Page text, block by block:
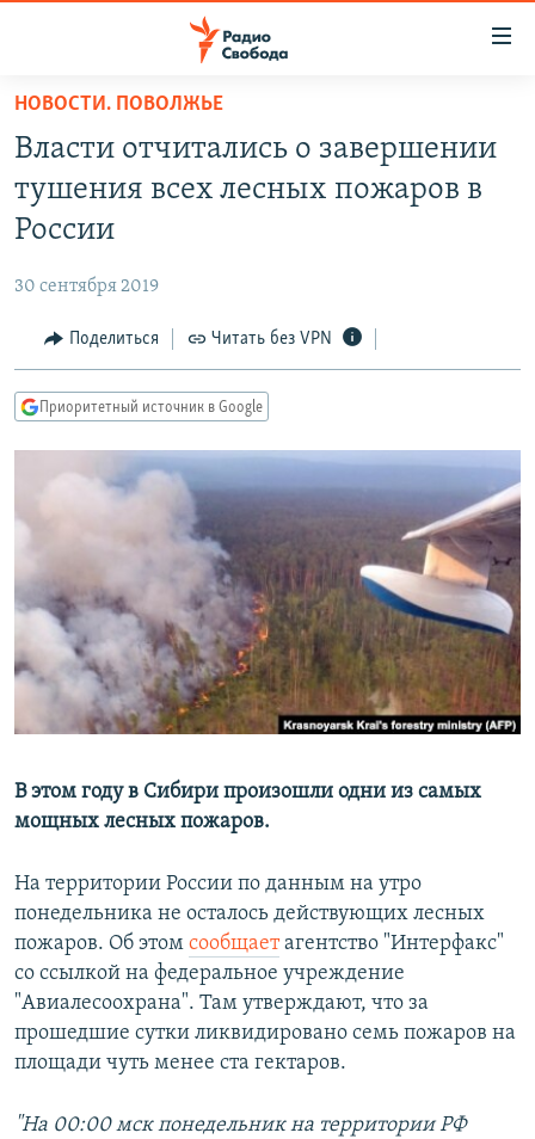
упрощенного
доступа
основному
Вернутся
Вернутся
АВТОРСКИЕ ПРОЕКТЫ
МНЕНИЯ
КУЛЬТУРА
КАВКАЗ.РЕАЛИИ
СЕВЕР.РЕАЛИИ
СИБИРЬ.РЕАЛИИ
РАСПИСАНИЕ ВЕЩАНИЯ
ПОДПИШИТЕСЬ НА РАССЫЛКУ
СОЦИАЛЬНЫЕ СЕТИ
Все сайты РСЕ/РС
НОВОСТИ. ПОВОЛЖЬЕ
Власти отчитались о завершении
тушения всех лесных пожаров в
России
30 сентября 2019
Поделиться Читать без VPN
Приоритетный источник в Google
В этом году в Сибири произошли одни из самых
мощных лесных пожаров.
На территории России по данным на утро
понедельника не осталось действующих лесных
пожаров. Об этом сообщаетагентство "Интерфакс"
со ссылкой на федеральное учреждение
"Авиалесоохрана". Там утверждают, что за
прошедшие сутки ликвидировано семь пожаров на
площади чуть менее ста гектаров.
"На 00:00 мск понедельник на территории РФ